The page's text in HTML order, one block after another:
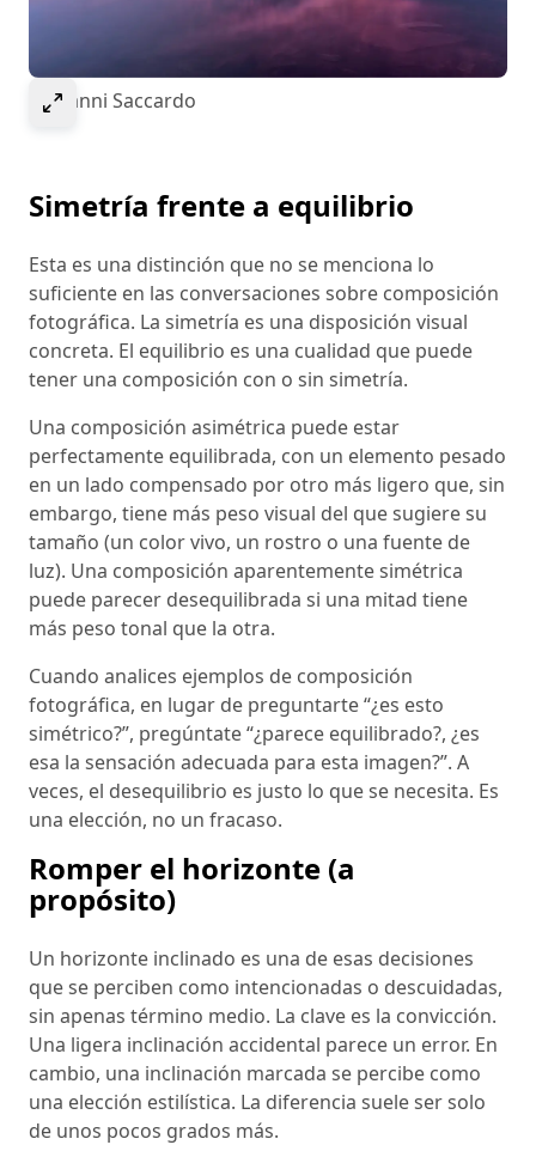
Select to expand image
© Gianni Saccardo
Simetría frente a equilibrio
Esta es una distinción que no se menciona lo
suficiente en las conversaciones sobre composición
fotográfica. La simetría es una disposición visual
concreta. El equilibrio es una cualidad que puede
tener una composición con o sin simetría.
Una composición asimétrica puede estar
perfectamente equilibrada, con un elemento pesado
en un lado compensado por otro más ligero que, sin
embargo, tiene más peso visual del que sugiere su
tamaño (un color vivo, un rostro o una fuente de
luz). Una composición aparentemente simétrica
puede parecer desequilibrada si una mitad tiene
más peso tonal que la otra.
Cuando analices ejemplos de composición
fotográfica, en lugar de preguntarte “¿es esto
simétrico?”, pregúntate “¿parece equilibrado?, ¿es
esa la sensación adecuada para esta imagen?”. A
veces, el desequilibrio es justo lo que se necesita. Es
una elección, no un fracaso.
Romper el horizonte (a
propósito)
Un horizonte inclinado es una de esas decisiones
que se perciben como intencionadas o descuidadas,
sin apenas término medio. La clave es la convicción.
Una ligera inclinación accidental parece un error. En
cambio, una inclinación marcada se percibe como
una elección estilística. La diferencia suele ser solo
de unos pocos grados más.